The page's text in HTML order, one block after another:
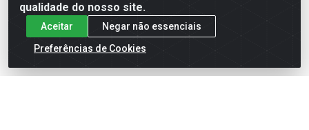
qualidade do nosso site.
Aceitar
Negar não essenciais
Preferências de Cookies